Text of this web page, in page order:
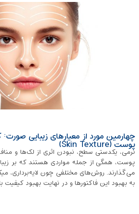
چهارمین مورد از معیارهای زیبایی
پوست (Skin Texture)
نرمی، یکدستی سطح، نبودن اثری از لک‌ها و
پوست، همگی از جمله مواردی هستند که بر
می‌گذارند. روش‌های مختلفی چون لایه‌برداری،
به بهبود این فاکتورها و در نهایت بهبود